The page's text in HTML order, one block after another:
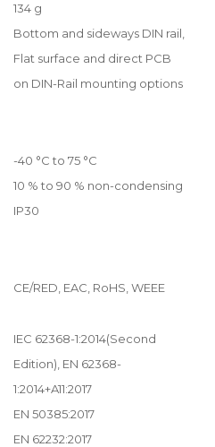
134 g
Bottom and sideways DIN rail,
Flat surface and direct PCB
on DIN-Rail mounting options
-40 °C to 75 °C
10 % to 90 % non-condensing
IP30
CE/RED, EAC, RoHS, WEEE
IEC 62368-1:2014(Second
Edition), EN 62368-
1:2014+A11:2017
EN 50385:2017
EN 62232:2017